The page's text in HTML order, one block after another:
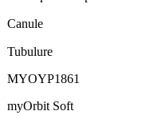
Canule
Tubulure
MYOYP1861
myOrbit Soft